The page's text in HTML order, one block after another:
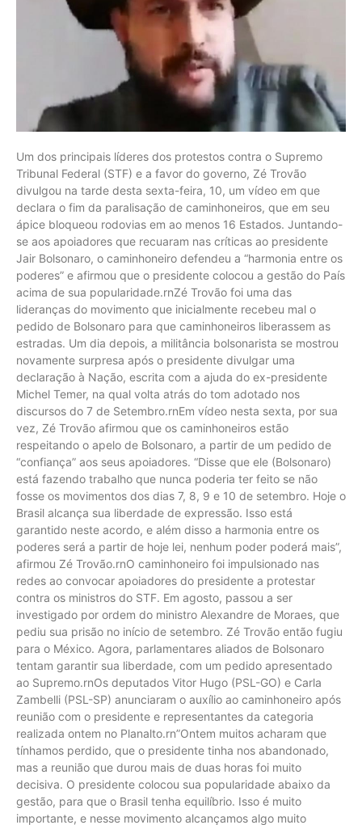
Um dos principais líderes dos protestos contra o Supremo
Tribunal Federal (STF) e a favor do governo, Zé Trovão
divulgou na tarde desta sexta-feira, 10, um vídeo em que
declara o fim da paralisação de caminhoneiros, que em seu
ápice bloqueou rodovias em ao menos 16 Estados. Juntando-
se aos apoiadores que recuaram nas críticas ao presidente
Jair Bolsonaro, o caminhoneiro defendeu a “harmonia entre os
poderes” e afirmou que o presidente colocou a gestão do País
acima de sua popularidade.rnZé Trovão foi uma das
lideranças do movimento que inicialmente recebeu mal o
pedido de Bolsonaro para que caminhoneiros liberassem as
estradas. Um dia depois, a militância bolsonarista se mostrou
novamente surpresa após o presidente divulgar uma
declaração à Nação, escrita com a ajuda do ex-presidente
Michel Temer, na qual volta atrás do tom adotado nos
discursos do 7 de Setembro.rnEm vídeo nesta sexta, por sua
vez, Zé Trovão afirmou que os caminhoneiros estão
respeitando o apelo de Bolsonaro, a partir de um pedido de
“confiança” aos seus apoiadores. “Disse que ele (Bolsonaro)
está fazendo trabalho que nunca poderia ter feito se não
fosse os movimentos dos dias 7, 8, 9 e 10 de setembro. Hoje o
Brasil alcança sua liberdade de expressão. Isso está
garantido neste acordo, e além disso a harmonia entre os
poderes será a partir de hoje lei, nenhum poder poderá mais”,
afirmou Zé Trovão.rnO caminhoneiro foi impulsionado nas
redes ao convocar apoiadores do presidente a protestar
contra os ministros do STF. Em agosto, passou a ser
investigado por ordem do ministro Alexandre de Moraes, que
pediu sua prisão no início de setembro. Zé Trovão então fugiu
para o México. Agora, parlamentares aliados de Bolsonaro
tentam garantir sua liberdade, com um pedido apresentado
ao Supremo.rnOs deputados Vitor Hugo (PSL-GO) e Carla
Zambelli (PSL-SP) anunciaram o auxílio ao caminhoneiro após
reunião com o presidente e representantes da categoria
realizada ontem no Planalto.rn”Ontem muitos acharam que
tínhamos perdido, que o presidente tinha nos abandonado,
mas a reunião que durou mais de duas horas foi muito
decisiva. O presidente colocou sua popularidade abaixo da
gestão, para que o Brasil tenha equilíbrio. Isso é muito
importante, e nesse movimento alcançamos algo muito